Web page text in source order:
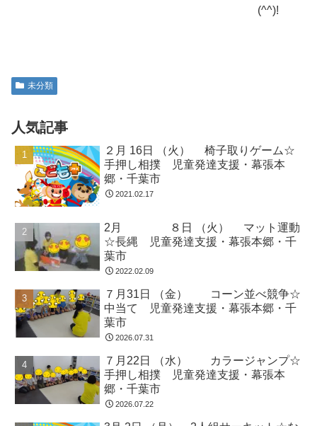
(^^)!
未分類
人気記事
２月 16日 （火） 椅子取りゲーム☆
手押し相撲 児童発達支援・幕張本
郷・千葉市
2021.02.17
2月 ８日 （火） マット運動
☆長縄 児童発達支援・幕張本郷・千
葉市
2022.02.09
７月31日 （金） コーン並べ競争☆
中当て 児童発達支援・幕張本郷・千
葉市
2026.07.31
７月22日 （水） カラージャンプ☆
手押し相撲 児童発達支援・幕張本
郷・千葉市
2026.07.22